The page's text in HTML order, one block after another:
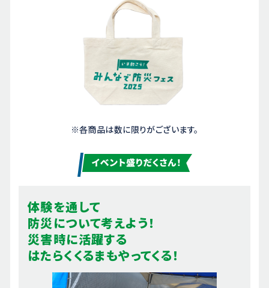
※各商品は数に限りがございます。
体験を通して
防災について考えよう！
災害時に活躍する
はたらくくるまもやってくる！